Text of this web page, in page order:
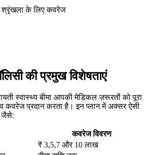
श्रृंखला के लिए कवरेज
की प्रमुख विशेषताएं
स्वास्थ्य बीमा आपकी मेडिकल ज़रूरतों को पूरा
कवरेज प्रदान करता है। इन प्लान में अक्सर ऐसी
जैसे:
कवरेज विवरण
₹ 3,5,7 और 10 लाख